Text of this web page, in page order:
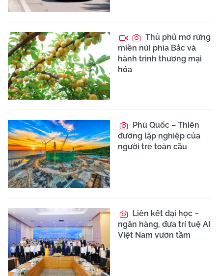
Thủ phủ mơ rừng
miền núi phía Bắc và
hành trình thương mại
hóa
Phú Quốc – Thiên
đường lập nghiệp của
người trẻ toàn cầu
Liên kết đại học –
ngân hàng, đưa trí tuệ AI
Việt Nam vươn tầm